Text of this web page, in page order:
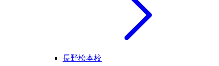
長野松本校